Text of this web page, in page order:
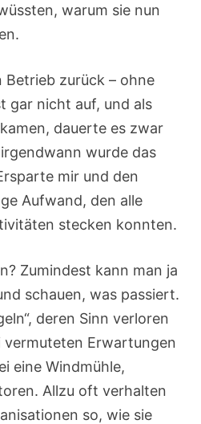
warum sie nun
Betrieb zurück – ohne
gar nicht auf, und als
dauerte es zwar
wurde das
mir und den
Aufwand, den alle
stecken konnten.
Zumindest kann man ja
schauen, was passiert.
deren Sinn verloren
vermuteten Erwartungen
eine Windmühle,
Allzu oft verhalten
so, wie sie